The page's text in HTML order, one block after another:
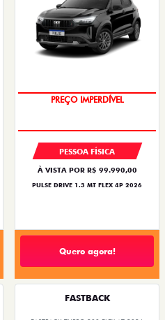
PESSOA FÍSICA
À VISTA POR R$ 99.990,00
PULSE DRIVE 1.3 MT FLEX 4P 2026
Quero agora!
FASTBACK